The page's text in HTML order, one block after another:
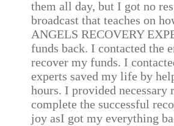
them all day, but I got no
broadcast that teaches on
ANGELS RECOVERY
funds back. I contacted the
recover my funds. I
experts saved my life by
hours. I provided
complete the successful
joy asI got my everything